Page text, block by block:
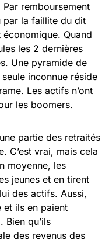
remboursement
par la faillite du dit
Quand
les 2 dernières
Une pyramide de
inconnue réside
Les actifs n’ont
les boomers.
partie des retraités
C’est vrai, mais cela
moyenne, les
jeunes et en tirent
des actifs. Aussi,
et ils en paient
Bien qu’ils
des revenus des